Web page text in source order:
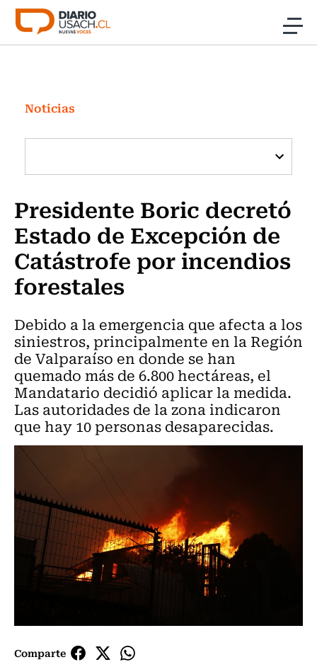
Click acá para ir directamente al contenido
Investigación
Cultura
Programas Radio y TV Usach
Noticias
Presidente Boric decretó
Estado de Excepción de
Catástrofe por incendios
forestales
Debido a la emergencia que afecta a los
siniestros, principalmente en la Región
de Valparaíso en donde se han
quemado más de 6.800 hectáreas, el
Mandatario decidió aplicar la medida.
Las autoridades de la zona indicaron
que hay 10 personas desaparecidas.
Comparte